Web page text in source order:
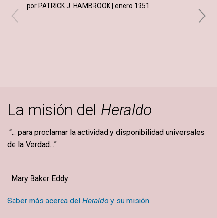
por PATRICK J. HAMBROOK | enero 1951
La misión del Heraldo
“... para proclamar la actividad y disponibilidad universales
de la Verdad...”
Mary Baker Eddy
Saber más acerca del Heraldo y su misión.